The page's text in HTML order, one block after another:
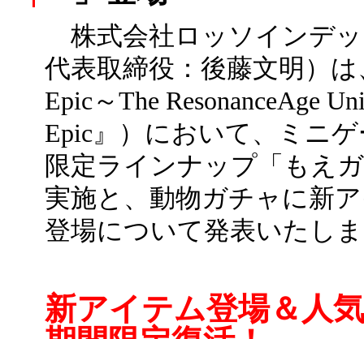
株式会社ロッソインデ
代表取締役：後藤文明）
Epic～The ResonanceAge
Epic』）において、ミニ
限定ラインナップ「もえ
実施と、動物ガチャに新
登場について発表いたし
新アイテム登場＆人